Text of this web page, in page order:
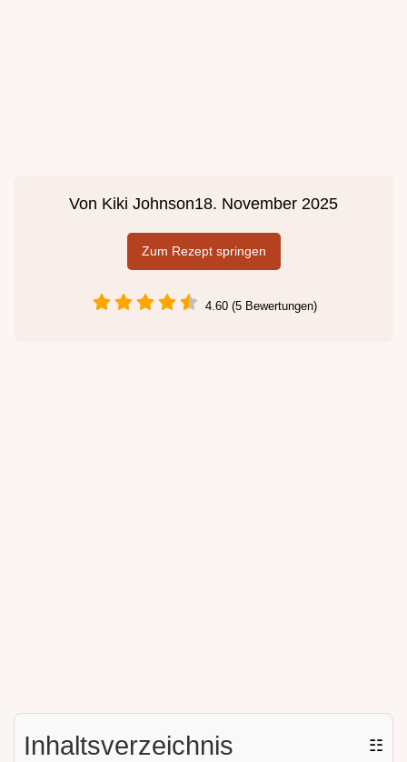
Von Kiki Johnson18. November 2025
Zum Rezept springen
4.60 (5 Bewertungen)
Inhaltsverzeichnis ☷